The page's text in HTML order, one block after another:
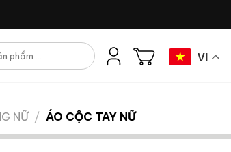
VI
NỮ / ÁO CỘC TAY NỮ